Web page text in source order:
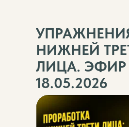
НИЖНЕЙ
ЛИЦА. ЭФИР
18.05.2026